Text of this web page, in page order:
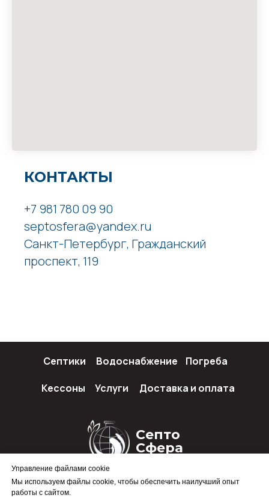
Управление файлами cookie
Мы используем файлы cookie, чтобы обеспечить наилучший опыт
работы с сайтом.
КОНТАКТЫ
+7 981 780 09 90
septosfera@yandex.ru
Санкт-Петербург, Гражданский
проспект, 119
Септо
Сфера
Септики Водоснабжение Погреба
Кессоны Услуги Доставка и оплата